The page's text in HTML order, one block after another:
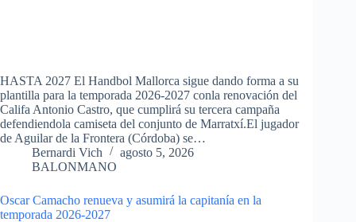
HASTA 2027 El Handbol Mallorca sigue dando forma a su
plantilla para la temporada 2026-2027 conla renovación del
Califa Antonio Castro, que cumplirá su tercera campaña
defendiendola camiseta del conjunto de Marratxí.El jugador
de Aguilar de la Frontera (Córdoba) se…
Bernardi Vich
agosto 5, 2026
BALONMANO
Oscar Camacho renueva y asumirá la capitanía en la
temporada 2026-2027